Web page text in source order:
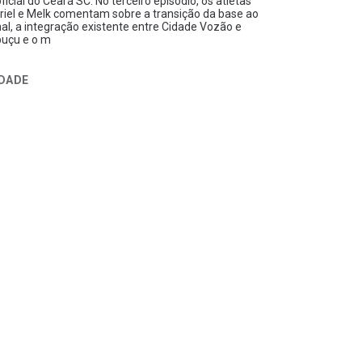
e Melk comentam sobre a transição da base ao
a integração existente entre Cidade Vozão e
e o m